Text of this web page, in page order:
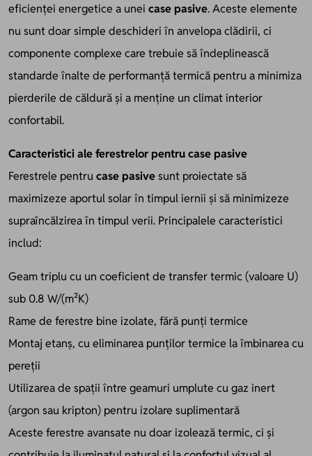
eficienței energetice a unei case pasive. Aceste elemente
nu sunt doar simple deschideri în anvelopa clădirii, ci
componente complexe care trebuie să îndeplinească
standarde înalte de performanță termică pentru a minimiza
pierderile de căldură și a menține un climat interior
confortabil.
Caracteristici ale ferestrelor pentru case pasive
Ferestrele pentrucase pasivesunt proiectate să
maximizeze aportul solar în timpul iernii și să minimizeze
supraîncălzirea în timpul verii. Principalele caracteristici
includ:
Geam triplu cu un coeficient de transfer termic (valoare U)
sub 0.8 W/(m²K)
Rame de ferestre bine izolate, fără punți termice
Montaj etanș, cu eliminarea punților termice la îmbinarea cu
pereții
Utilizarea de spații între geamuri umplute cu gaz inert
(argon sau kripton) pentru izolare suplimentară
Aceste ferestre avansate nu doar izolează termic, ci și